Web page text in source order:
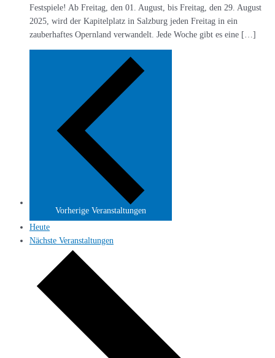
Festspiele! Ab Freitag, den 01. August, bis Freitag, den 29. August
2025, wird der Kapitelplatz in Salzburg jeden Freitag in ein
zauberhaftes Opernland verwandelt. Jede Woche gibt es eine […]
Vorherige Veranstaltungen
Heute
Nächste Veranstaltungen